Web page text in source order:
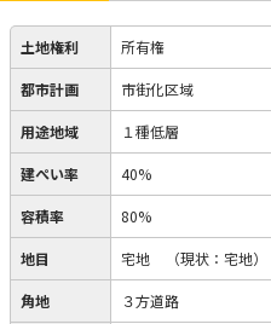
土地権利 所有権
都市計画 市街化区域
用途地域 １種低層
建ぺい率 40%
容積率 80%
地目 宅地 （現状：宅地）
角地 ３方道路